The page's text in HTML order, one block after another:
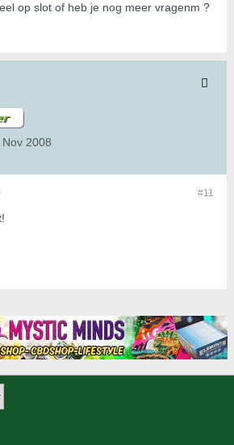
op slot of heb je nog meer vragenm ?
Nov 2008
#11